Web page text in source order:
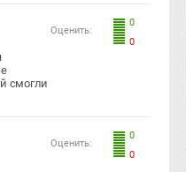
0
0
Оценить:
смогли
0
0
Оценить: